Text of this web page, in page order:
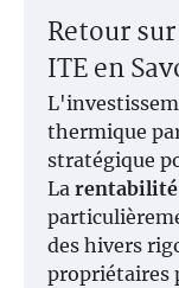
Retour
ITE en
thermique
stratégique
La rentabilité
des hivers
propriétaires